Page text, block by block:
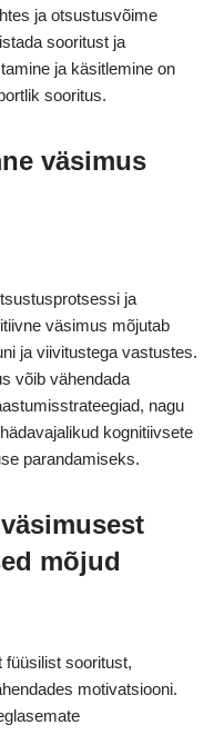
ja otsustusvõime
sooritust ja
ja käsitlemine on
sooritus.
väsimus
ja
väsimus mõjutab
ja viivitustega vastustes.
võib vähendada
nagu
kognitiivsete
parandamiseks.
mõjud
füüsilist sooritust,
motivatsiooni.